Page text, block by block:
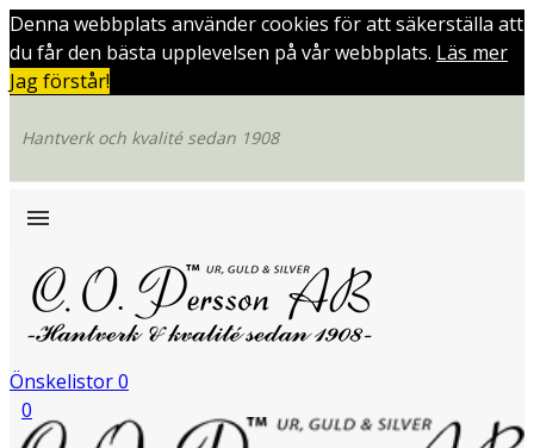
Denna webbplats använder cookies för att säkerställa att
du får den bästa upplevelsen på vår webbplats. Läs mer
Jag förstår!
Hantverk och kvalité sedan 1908
Önskelistor0
0